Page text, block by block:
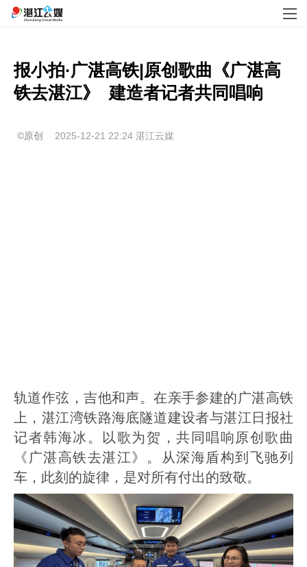
报小拍·广湛高铁|原创歌曲《广湛高
铁去湛江》  建造者记者共同唱响
©原创 2025-12-21 22:24 湛江云媒
轨道作弦，吉他和声。在亲手参建的广湛高铁
上，湛江湾铁路海底隧道建设者与湛江日报社
记者韩海冰。以歌为贺，共同唱响原创歌曲
《广湛高铁去湛江》。从深海盾构到飞驰列
车，此刻的旋律，是对所有付出的致敬。